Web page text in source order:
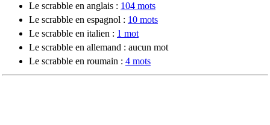
Le scrabble en anglais : 104 mots
Le scrabble en espagnol : 10 mots
Le scrabble en italien : 1 mot
Le scrabble en allemand : aucun mot
Le scrabble en roumain : 4 mots